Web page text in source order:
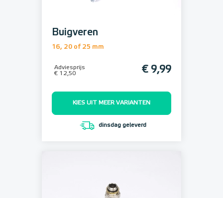
Buigveren
16, 20 of 25 mm
Adviesprijs
€ 12,50
€ 9,99
KIES UIT MEER VARIANTEN
dinsdag geleverd